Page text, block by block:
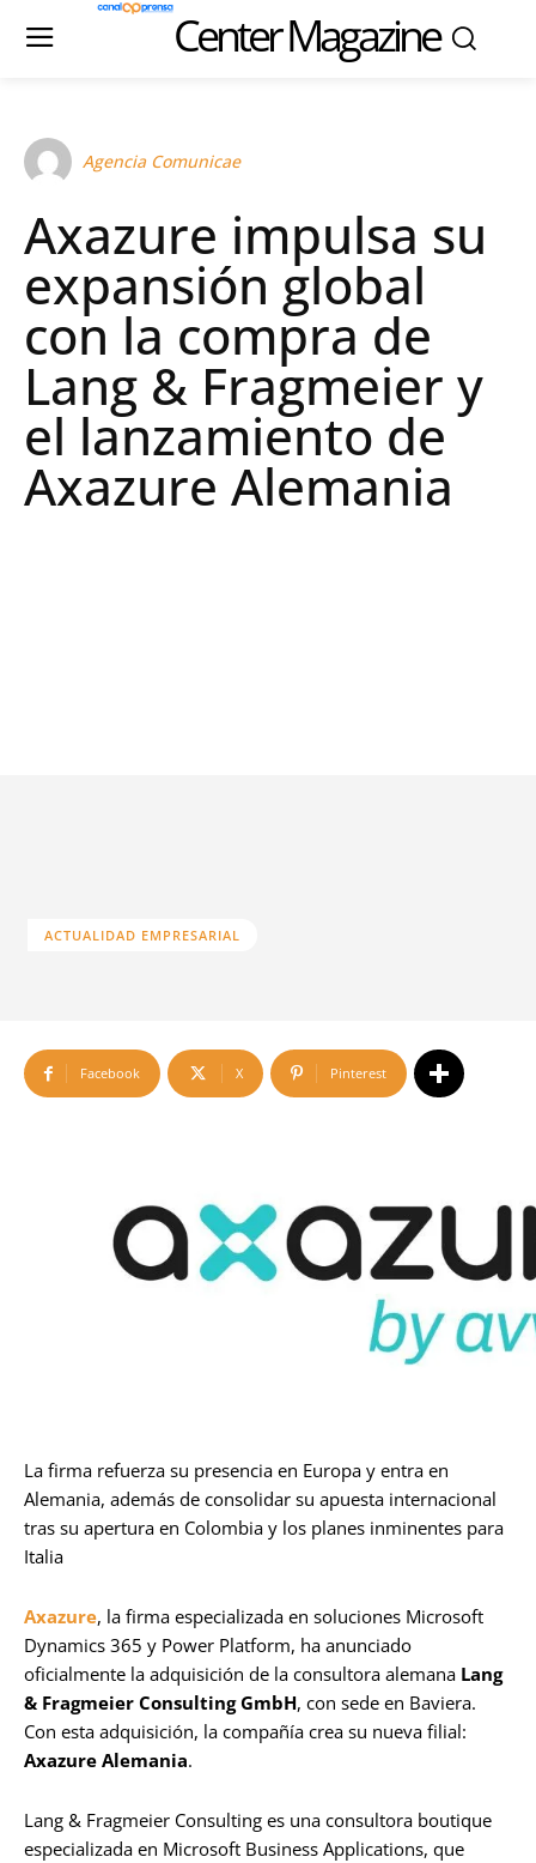
Center Magazine
Agencia Comunicae
Axazure impulsa su
expansión global
con la compra de
Lang & Fragmeier y
el lanzamiento de
Axazure Alemania
ACTUALIDAD EMPRESARIAL
Facebook X Pinterest
La firma refuerza su presencia en Europa y entra en
Alemania, además de consolidar su apuesta internacional
tras su apertura en Colombia y los planes inminentes para
Italia
Axazure, la firma especializada en soluciones Microsoft
Dynamics 365 y Power Platform, ha anunciado
oficialmente la adquisición de la consultora alemana Lang
& Fragmeier Consulting GmbH, con sede en Baviera.
Con esta adquisición, la compañía crea su nueva filial:
Axazure Alemania.
Lang & Fragmeier Consulting es una consultora boutique
especializada en Microsoft Business Applications, que